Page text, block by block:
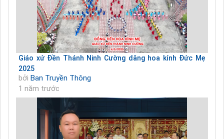
Giáo xứ Đền Thánh Ninh Cường dâng hoa kính Đức Mẹ
2025
bởi Ban Truyền Thông
1 năm trước